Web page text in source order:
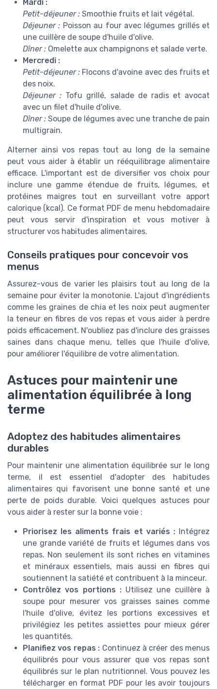
Mardi :
Petit-déjeuner : Smoothie fruits et lait végétal.
Déjeuner : Poisson au four avec légumes grillés et
une cuillère de soupe d'huile d'olive.
Dîner : Omelette aux champignons et salade verte.
Mercredi :
Petit-déjeuner : Flocons d'avoine avec des fruits et
des noix.
Déjeuner : Tofu grillé, salade de radis et avocat
avec un filet d'huile d'olive.
Dîner : Soupe de légumes avec une tranche de pain
multigrain.
Alterner ainsi vos repas tout au long de la semaine
peut vous aider à établir un rééquilibrage alimentaire
efficace. L'important est de diversifier vos choix pour
inclure une gamme étendue de fruits, légumes, et
protéines maigres tout en surveillant votre apport
calorique (kcal). Ce format PDF de menu hebdomadaire
peut vous servir d'inspiration et vous motiver à
structurer vos habitudes alimentaires.
Conseils pratiques pour concevoir vos
menus
Assurez-vous de varier les plaisirs tout au long de la
semaine pour éviter la monotonie. L'ajout d'ingrédients
comme les graines de chia et les noix peut augmenter
la teneur en fibres de vos repas et vous aider à perdre
poids efficacement. N'oubliez pas d'inclure des graisses
saines dans chaque menu, telles que l'huile d'olive,
pour améliorer l'équilibre de votre alimentation.
Astuces pour maintenir une
alimentation équilibrée à long
terme
Adoptez des habitudes alimentaires
durables
Pour maintenir une alimentation équilibrée sur le long
terme, il est essentiel d'adopter des habitudes
alimentaires qui favorisent une bonne santé et une
perte de poids durable. Voici quelques astuces pour
vous aider à rester sur la bonne voie :
Priorisez les aliments frais et variés :Intégrez
une grande variété de fruits et légumes dans vos
repas. Non seulement ils sont riches en vitamines
et minéraux essentiels, mais aussi en fibres qui
soutiennent la satiété et contribuent à la minceur.
Contrôlez vos portions :Utilisez une cuillère à
soupe pour mesurer vos graisses saines comme
l'huile d'olive, évitez les portions excessives et
privilégiez les petites assiettes pour mieux gérer
les quantités.
Planifiez vos repas : Continuez à créer des menus
équilibrés pour vous assurer que vos repas sont
équilibrés sur le plan nutritionnel. Vous pouvez les
télécharger en format PDF pour les avoir toujours